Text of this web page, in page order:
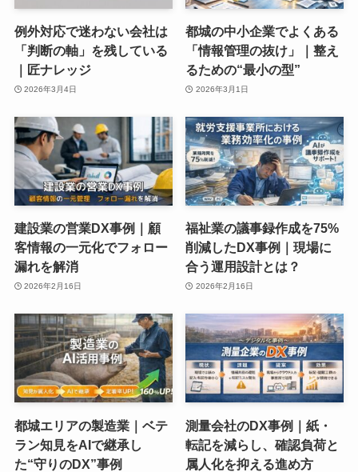
例外対応で迷わない会社は
「判断の軸」を残している
｜匠ナレッジ
2026年3月4日
都城の中小企業でよくある
「情報管理の抜け」｜整え
るための“最小の型”
2026年3月1日
建設業の営業DX事例｜顧
客情報の一元化でフォロー
漏れを解消
2026年2月16日
福祉業の議事録作成を75%
削減したDX事例｜現場に
合う運用設計とは？
2026年2月16日
都城エリアの製造業｜ベテ
ラン知見をAIで継承し
た“守りのDX”事例
測量会社のDX事例｜紙・
転記を減らし、確認負荷と
属人化を抑える進め方